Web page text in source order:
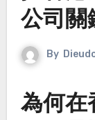
公司關
By
為何在